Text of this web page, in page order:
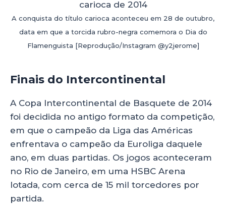
A conquista do título carioca aconteceu em 28 de outubro,
data em que a torcida rubro-negra comemora o Dia do
Flamenguista [Reprodução/Instagram @y2jerome]
Finais do Intercontinental
A Copa Intercontinental de Basquete de 2014
foi decidida no antigo formato da competição,
em que o campeão da Liga das Américas
enfrentava o campeão da Euroliga daquele
ano, em duas partidas. Os jogos aconteceram
no Rio de Janeiro, em uma HSBC Arena
lotada, com cerca de 15 mil torcedores por
partida.